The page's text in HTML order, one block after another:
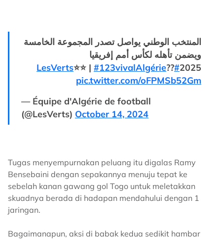
المنتخب الوطني يواصل تصدر المجموعة الخامسة
ويضمن تأهله لكأس أمم إفريقيا
2025
#LesVerts
⭐⭐ | #123vivalAlgérie??
pic.twitter.com/oFPMSb52Gm
— Équipe d'Algérie de football
(@LesVerts) October 14, 2024
Tugas menyempurnakan peluang itu digalas Ramy
Bensebaini dengan sepakannya menuju tepat ke
sebelah kanan gawang gol Togo untuk meletakkan
skuadnya berada di hadapan mendahului dengan 1
jaringan.
Bagaimanapun, aksi di babak kedua sedikit hambar